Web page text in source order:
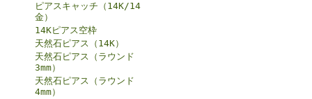
ピアスキャッチ（14K/14
金）
14Kピアス空枠
天然石ピアス（14K）
天然石ピアス（ラウンド
3mm）
天然石ピアス（ラウンド
4mm）